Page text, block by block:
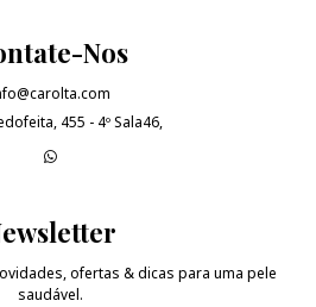
Nos
455 - 4º Sala46,
ofertas & dicas para uma pele
saudável.